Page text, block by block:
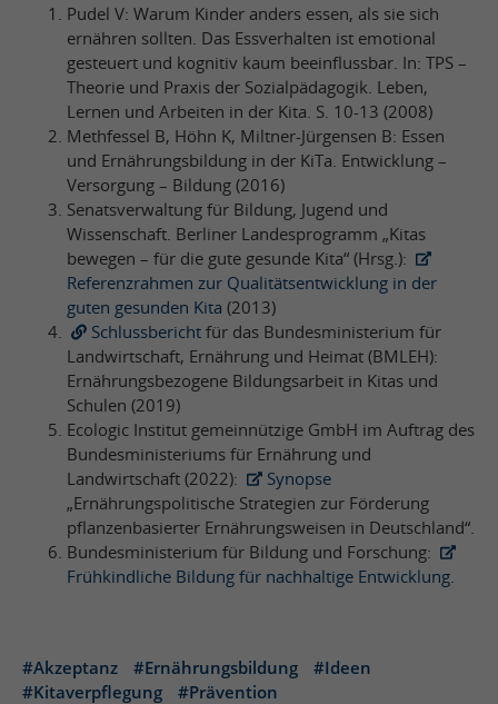
Pudel V: Warum Kinder anders essen, als sie sich
ernähren sollten. Das Essverhalten ist emotional
gesteuert und kognitiv kaum beeinflussbar. In: TPS –
Theorie und Praxis der Sozialpädagogik. Leben,
Lernen und Arbeiten in der Kita. S. 10-13 (2008)
Methfessel B, Höhn K, Miltner-Jürgensen B: Essen
und Ernährungsbildung in der KiTa. Entwicklung –
Versorgung – Bildung (2016)
Senatsverwaltung für Bildung, Jugend und
Wissenschaft. Berliner Landesprogramm „Kitas
bewegen – für die gute gesunde Kita“ (Hrsg.):
Referenzrahmen zur Qualitätsentwicklung in der
guten gesunden Kita (2013)
Schlussbericht für das Bundesministerium für
Landwirtschaft, Ernährung und Heimat (BMLEH):
Ernährungsbezogene Bildungsarbeit in Kitas und
Schulen (2019)
Ecologic Institut gemeinnützige GmbH im Auftrag des
Bundesministeriums für Ernährung und
Landwirtschaft (2022):
Synopse
„Ernährungspolitische Strategien zur Förderung
pflanzenbasierter Ernährungsweisen in Deutschland“.
Bundesministerium für Bildung und Forschung:
Frühkindliche Bildung für nachhaltige Entwicklung
#Akzeptanz #Ernährungsbildung
#Ideen
#Kitaverpflegung
#Prävention